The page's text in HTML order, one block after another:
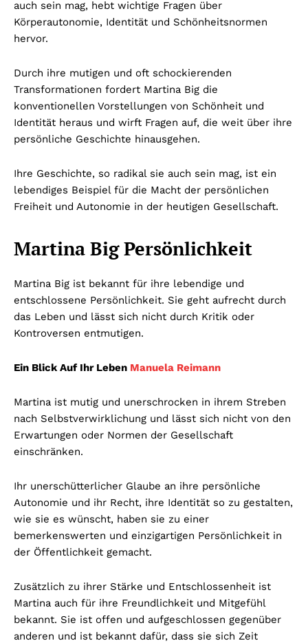
auch sein mag, hebt wichtige Fragen über
Körperautonomie, Identität und Schönheitsnormen
hervor.
Durch ihre mutigen und oft schockierenden
Transformationen fordert Martina Big die
konventionellen Vorstellungen von Schönheit und
Identität heraus und wirft Fragen auf, die weit über ihre
persönliche Geschichte hinausgehen.
Ihre Geschichte, so radikal sie auch sein mag, ist ein
lebendiges Beispiel für die Macht der persönlichen
Freiheit und Autonomie in der heutigen Gesellschaft.
Martina Big Persönlichkeit
Martina Big ist bekannt für ihre lebendige und
entschlossene Persönlichkeit. Sie geht aufrecht durch
das Leben und lässt sich nicht durch Kritik oder
Kontroversen entmutigen.
Ein Blick Auf Ihr Leben Manuela Reimann
Martina ist mutig und unerschrocken in ihrem Streben
nach Selbstverwirklichung und lässt sich nicht von den
Erwartungen oder Normen der Gesellschaft
einschränken.
Ihr unerschütterlicher Glaube an ihre persönliche
Autonomie und ihr Recht, ihre Identität so zu gestalten,
wie sie es wünscht, haben sie zu einer
bemerkenswerten und einzigartigen Persönlichkeit in
der Öffentlichkeit gemacht.
Zusätzlich zu ihrer Stärke und Entschlossenheit ist
Martina auch für ihre Freundlichkeit und Mitgefühl
bekannt. Sie ist offen und aufgeschlossen gegenüber
anderen und ist bekannt dafür, dass sie sich Zeit